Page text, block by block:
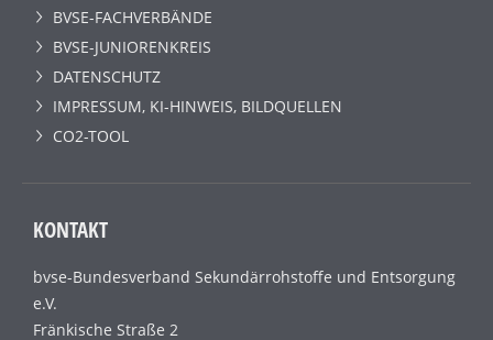
BVSE-FACHVERBÄNDE
BVSE-JUNIORENKREIS
DATENSCHUTZ
IMPRESSUM, KI-HINWEIS, BILDQUELLEN
CO2-TOOL
KONTAKT
bvse-Bundesverband Sekundärrohstoffe und Entsorgung
e.V.
Fränkische Straße 2